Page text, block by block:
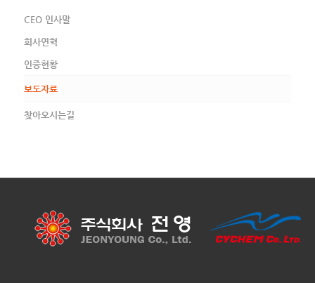
CEO 인사말
회사연혁
인증현황
보도자료
찾아오시는길